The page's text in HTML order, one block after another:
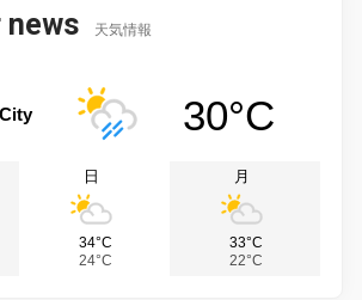
news 天気情報
30°C
日
34°C
24°C
月
33°C
22°C